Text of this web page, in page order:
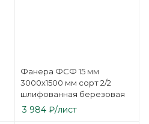
Фанера ФСФ 15 мм
3000х1500 мм сорт 2/2
шлифованная березовая
3 984₽/лист